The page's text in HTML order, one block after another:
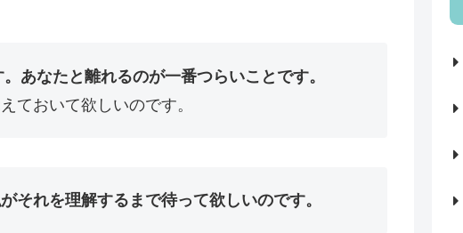
あなたと離れるのが一番つらいことです。
おいて欲しいのです。
それを理解するまで待って欲しいのです。